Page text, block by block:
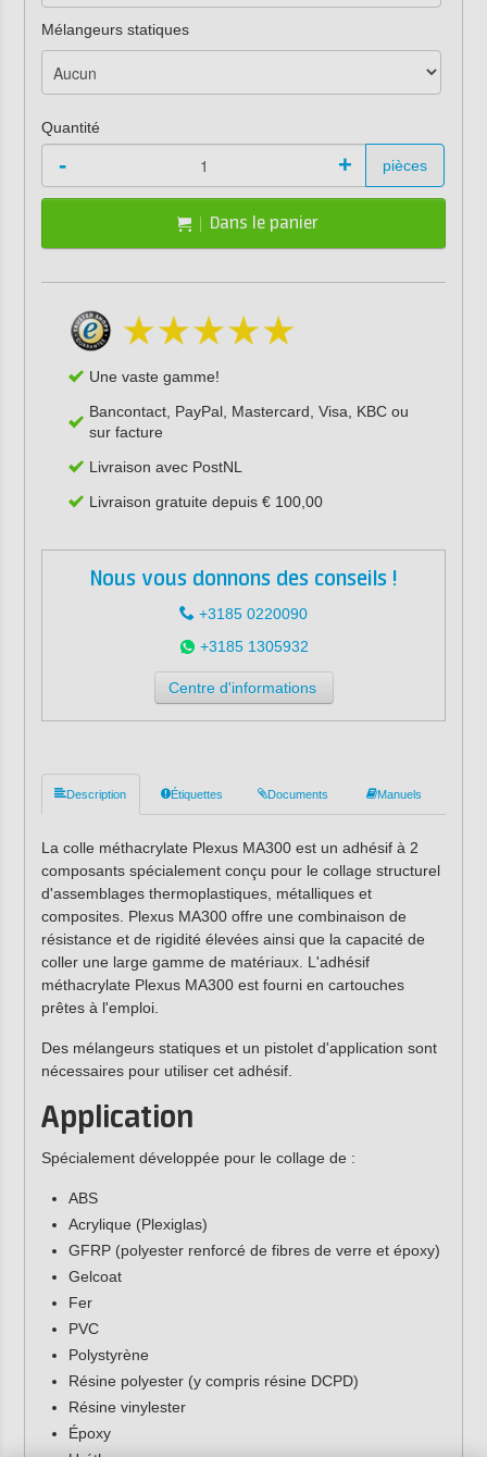
Mélangeurs statiques
Quantité
- + pièces
Dans le panier
Une vaste gamme!
Bancontact, PayPal, Mastercard, Visa, KBC ou
sur facture
Livraison avec PostNL
Livraison gratuite depuis € 100,00
Nous vous donnons des conseils !
+3185 0220090
+3185 1305932
Centre d'informations
Description Étiquettes Documents Manuels
La colle méthacrylate Plexus MA300 est un adhésif à 2
composants spécialement conçu pour le collage structurel
d'assemblages thermoplastiques, métalliques et
composites. Plexus MA300 offre une combinaison de
résistance et de rigidité élevées ainsi que la capacité de
coller une large gamme de matériaux. L'adhésif
méthacrylate Plexus MA300 est fourni en cartouches
prêtes à l'emploi.
Des mélangeurs statiques et un pistolet d'application sont
nécessaires pour utiliser cet adhésif.
Application
Spécialement développée pour le collage de :
ABS
Acrylique (Plexiglas)
GFRP (polyester renforcé de fibres de verre et époxy)
Gelcoat
Fer
PVC
Polystyrène
Résine polyester (y compris résine DCPD)
Résine vinylester
Époxy